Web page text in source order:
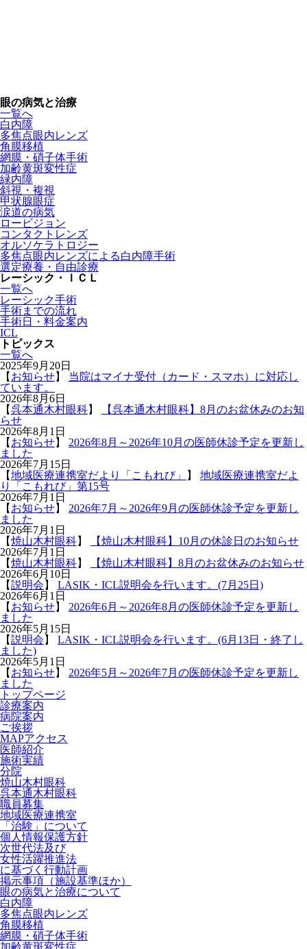
眼の病気と治療
一覧へ
白内障
多焦点眼内レンズ
角膜移植
網膜・硝子体手術
加齢黄斑変性症
緑内障
斜視・複視
甲状腺眼症
涙道の病気
ロービジョン
コンタクトレンズ
オルソケラトロジー
多焦点眼内レンズによる白内障手術
選定療養・自由診療
レーシック・ＩＣＬ
一覧へ
レーシック手術
手術までの流れ
手術日・料金案内
ICL
トピックス
一覧へ
2025年9月20日
【 お知らせ】
当院はマイナ受付（カード・スマホ）に対応し
ています。
2026年8月6日
【呉本通木村眼科】
【呉本通木村眼科】8月のお盆休みのお知
らせ
2026年8月1日
【 お知らせ】
2026年8月～2026年10月の医師休診予定を更新し
ました
2026年7月15日
【地域医療連携室だより「こもれび」 】
地域医療連携室だよ
り「こもれび」第15号
2026年7月1日
【 お知らせ】
2026年7月～2026年9月の医師休診予定を更新し
ました
2026年7月1日
【焼山木村眼科】
【焼山木村眼科】10月の休診日のお知らせ
2026年7月1日
【焼山木村眼科】
【焼山木村眼科】8月のお盆休みのお知らせ
2026年6月10日
【説明会 】
LASIK・ICL説明会を行います。(7月25日)
2026年6月1日
【 お知らせ】
2026年6月～2026年8月の医師休診予定を更新し
ました
2026年5月15日
【説明会 】
LASIK・ICL説明会を行います。(6月13日・終了し
ました)
2026年5月1日
【 お知らせ】
2026年5月～2026年7月の医師休診予定を更新し
ました
トップページ
診療案内
病院案内
ご挨拶
MAPアクセス
医師紹介
施術実績
分院
焼山木村眼科
呉本通木村眼科
職員募集
地域医療連携室
「治験」について
個人情報保護方針
次世代法及び
女性活躍推進法
に基づく行動計画
掲示事項（施設基準ほか）
眼の病気と治療について
白内障
多焦点眼内レンズ
角膜移植
網膜・硝子体手術
加齢黄斑変性症